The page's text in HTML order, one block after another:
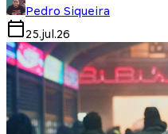
Pedro Siqueira
25.jul.26